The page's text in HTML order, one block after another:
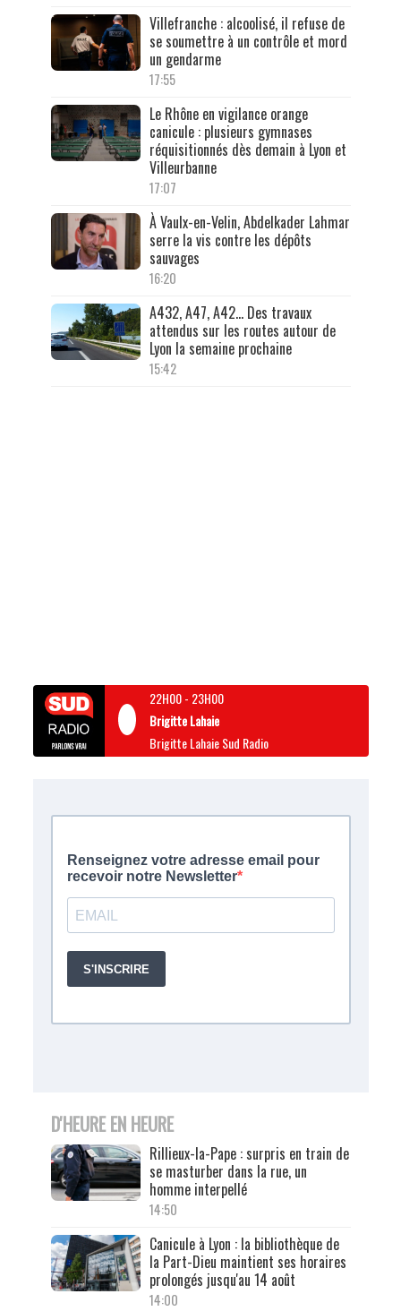
Villefranche : alcoolisé, il refuse de
se soumettre à un contrôle et mord
un gendarme
17:55
Le Rhône en vigilance orange
canicule : plusieurs gymnases
réquisitionnés dès demain à Lyon et
Villeurbanne
17:07
À Vaulx-en-Velin, Abdelkader Lahmar
serre la vis contre les dépôts
sauvages
16:20
A432, A47, A42… Des travaux
attendus sur les routes autour de
Lyon la semaine prochaine
15:42
22H00- 23H00
Brigitte Lahaie
Brigitte Lahaie Sud Radio
D'HEURE EN HEURE
Rillieux-la-Pape : surpris en train de
se masturber dans la rue, un
homme interpellé
14:50
Canicule à Lyon : la bibliothèque de
la Part-Dieu maintient ses horaires
prolongés jusqu'au 14 août
14:00